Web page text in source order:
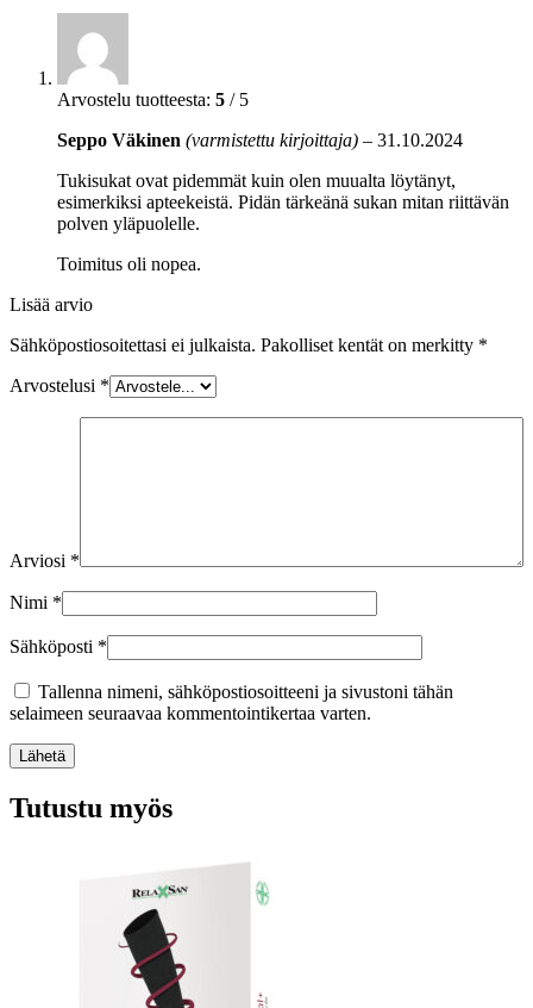
Arvostelu tuotteesta: 5 / 5
Seppo Väkinen (varmistettu kirjoittaja) – 31.10.2024
Tukisukat ovat pidemmät kuin olen muualta löytänyt,
esimerkiksi apteekeistä. Pidän tärkeänä sukan mitan riittävän
polven yläpuolelle.
Toimitus oli nopea.
Lisää arvio
Sähköpostiosoitettasi ei julkaista. Pakolliset kentät on merkitty *
Arvostelusi *
Arviosi *
Nimi *
Sähköposti *
Tallenna nimeni, sähköpostiosoitteeni ja sivustoni tähän
selaimeen seuraavaa kommentointikertaa varten.
Lähetä
Tutustu myös